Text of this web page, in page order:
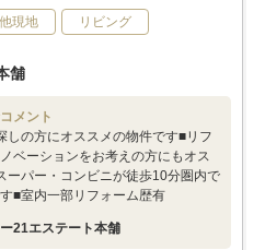
現地 リビング
舗
メント
しの方にオススメの物件です■リフ
ベーションをお考えの方にもオス
ーパー・コンビニが徒歩10分圏内で
■室内一部リフォーム歴有
21エステート本舗